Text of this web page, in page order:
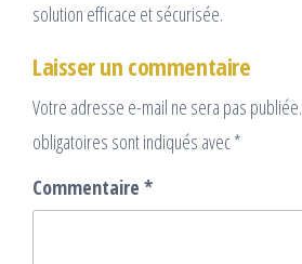
solution efficace et sécurisée.
Laisser un commentaire
Votre adresse e-mail ne sera pas publiée.
obligatoires sont indiqués avec*
Commentaire *